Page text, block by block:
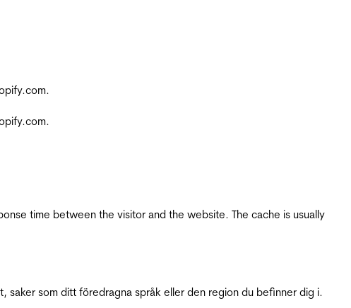
time between the visitor and the website. The cache is usually
som ditt föredragna språk eller den region du befinner dig i.